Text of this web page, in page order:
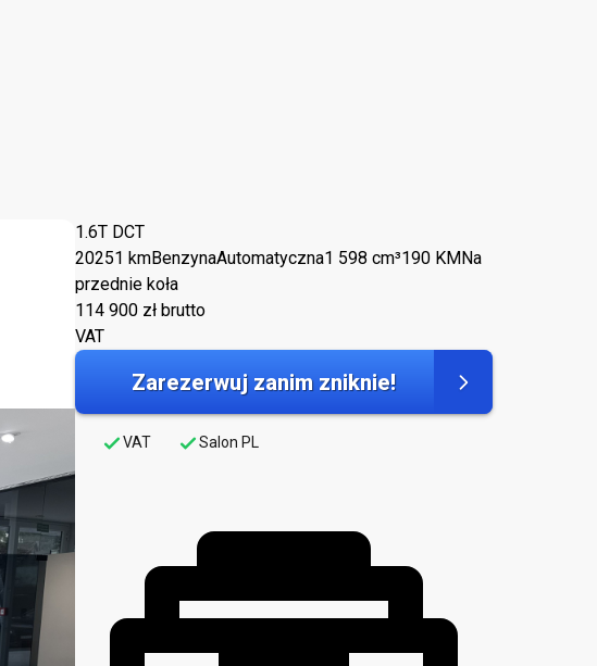
1.6T DCT
20251 kmBenzynaAutomatyczna1 598 cm³190 KMNa
przednie koła
114 900 zł brutto
VAT
Zarezerwuj zanim zniknie!
VAT Salon PL